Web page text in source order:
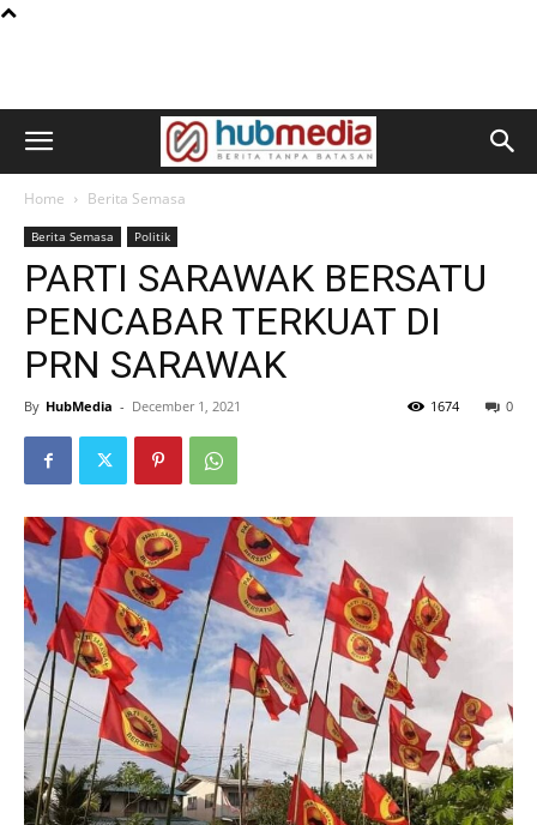
Home Berita Semasa
Berita Semasa Politik
PARTI SARAWAK BERSATU
PENCABAR TERKUAT DI
PRN SARAWAK
By HubMedia - December 1, 2021 0
1674